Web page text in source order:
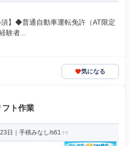
】◆普通自動車運転免許（AT限定
験者...
気になる
フト作業
日｜手積みなし/s61